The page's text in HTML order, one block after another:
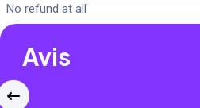
No refund at all
Avis